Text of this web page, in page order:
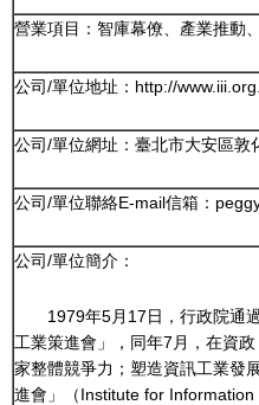
營業項目：智庫幕僚、產業推動
公司/單位地址：http://
公司/單位網址：臺北市大安區敦
公司/單位聯絡E-mail信箱：
公司/單位簡介：
1979年5月17日，行政院通過
工業策進會」，同年7月，在資
家整體競爭力；塑造資訊工業發
進會」（Institute for Information